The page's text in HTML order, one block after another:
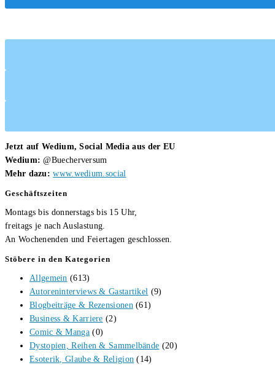
Lande
Der
J
Raven
Jetzt auf Wedium, Social Media aus der EU
Wedium: @Buecherversum
Mehr dazu: www.wedium.social
Geschäftszeiten
Montags bis donnerstags bis 15 Uhr,
freitags je nach Auslastung.
An Wochenenden und Feiertagen geschlossen.
Stöbere in den Kategorien
Allgemein (613)
Autoreninterviews & Gastartikel (9)
Blogbeiträge & Rezensionen (61)
Business & Karriere (2)
Comic & Manga (0)
Dystopien, Reihen & Sammelbände (20)
Esoterik, Glaube & Religion (14)